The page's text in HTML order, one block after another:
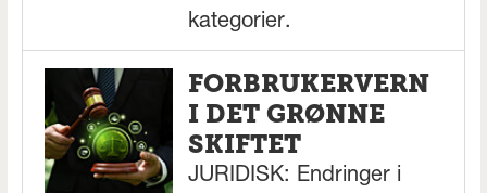
kategorier.
FORBRUKERVERN
I DET GRØNNE
SKIFTET
JURIDISK: Endringer i